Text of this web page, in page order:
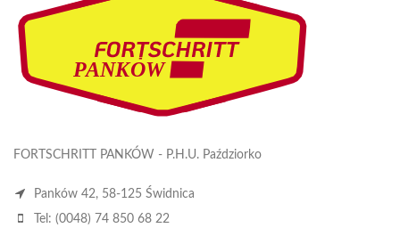
FORTSCHRITT PANKÓW - P.H.U. Paździorko
Panków 42, 58-125 Świdnica
Tel: (0048) 74 850 68 22